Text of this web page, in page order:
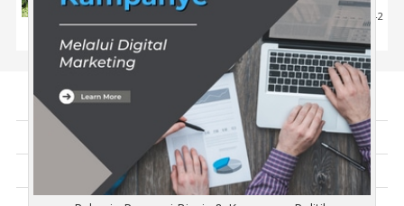
Pendidikan
18 Jul 2024 | 642
Tentang Kami
Artikel
Disclaimer